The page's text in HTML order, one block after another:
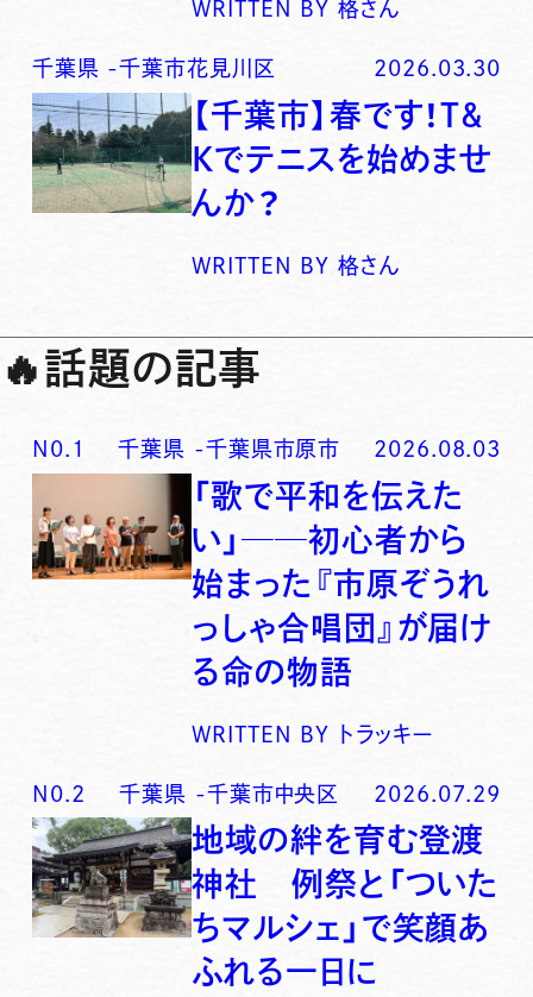
WRITTEN BY 格さん
千葉県 -千葉市花見川区 2026.03.30
【千葉市】春です！T&
Kでテニスを始めませ
んか？
WRITTEN BY 格さん
🔥話題の記事
N0. 1 千葉県 -千葉県市原市 2026.08.03
「歌で平和を伝えた
い」──初心者から
始まった『市原ぞうれ
っしゃ合唱団』が届け
る命の物語
WRITTEN BY トラッキー
N0. 2 千葉県 -千葉市中央区 2026.07.29
地域の絆を育む登渡
神社 例祭と「ついた
ちマルシェ」で笑顔あ
ふれる一日に